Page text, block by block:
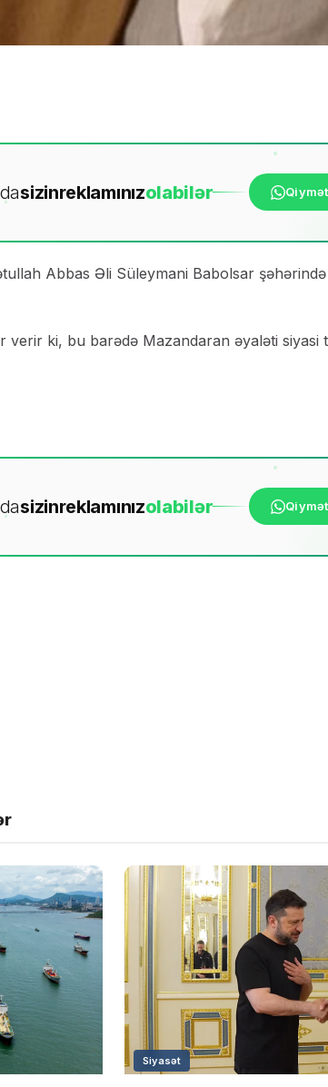
sizinreklamınızolabilər
Abbas Əli Süleymani Babolsar şəhərində
verir ki, bu barədə Mazandaran əyaləti
sizinreklamınızolabilər
Siyasət